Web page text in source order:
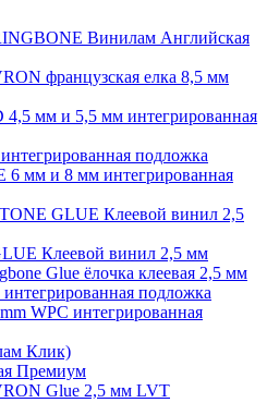
Винилам Английская
французская елка 8,5 мм
мм и 5,5 мм интегрированная
подложка
мм и 8 мм интегрированная
GLUE Клеевой винил 2,5
Клеевой винил 2,5 мм
Glue ёлочка клеевая 2,5 мм
подложка
WPC интегрированная
Клик)
Премиум
Glue 2,5 мм LVT